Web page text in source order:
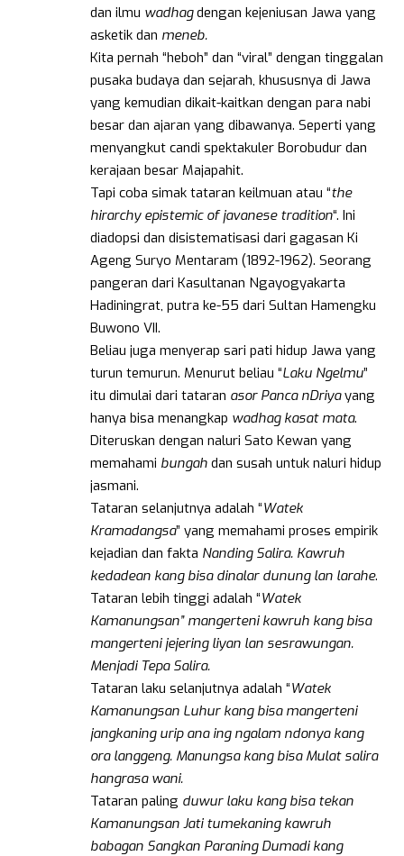
dan ilmu wadhagdengan kejeniusan Jawa yang
asketik dan meneb.
Kita pernah “heboh” dan “viral” dengan tinggalan
pusaka budaya dan sejarah, khususnya di Jawa
yang kemudian dikait-kaitkan dengan para nabi
besar dan ajaran yang dibawanya. Seperti yang
menyangkut candi spektakuler Borobudur dan
kerajaan besar Majapahit.
Tapi coba simak tataran keilmuan atau “the
hirarchy epistemic of javanese tradition“. Ini
diadopsi dan disistematisasi dari gagasan Ki
Ageng Suryo Mentaram (1892-1962). Seorang
pangeran dari Kasultanan Ngayogyakarta
Hadiningrat, putra ke-55 dari Sultan Hamengku
Buwono VII.
Beliau juga menyerap sari pati hidup Jawa yang
turun temurun. Menurut beliau “Laku Ngelmu”
itu dimulai dari tataran asor Panca nDriyayang
hanya bisa menangkap wadhag kasat mata.
Diteruskan dengan naluri Sato Kewan yang
memahami bungah dan susah untuk naluri hidup
jasmani.
Tataran selanjutnya adalah “Watek
Kramadangsa” yang memahami proses empirik
kejadian dan fakta Nanding Salira. Kawruh
kedadean kang bisa dinalar dunung lan larahe.
Tataran lebih tinggi adalah “Watek
Kamanungsan” mangerteni kawruh kang bisa
mangerteni jejering liyan lan sesrawungan.
Menjadi Tepa Salira.
Tataran laku selanjutnya adalah “Watek
Kamanungsan Luhur kang bisa mangerteni
jangkaning urip ana ing ngalam ndonya kang
ora langgeng. Manungsa kang bisa Mulat salira
hangrasa wani.
Tataran paling duwur laku kang bisa tekan
Kamanungsan Jati tumekaning kawruh
babagan Sangkan Paraning Dumadi kang